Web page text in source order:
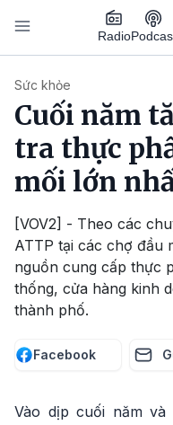
Nhảy đến nội dung
Radio
Sức khỏe
Cuối năm
tra thực
mối lớn
[VOV2] - Theo các
ATTP tại các chợ đầu
nguồn cung cấp thực
thống, cửa hàng kinh
thành phố.
Facebook
Vào dịp cuối năm